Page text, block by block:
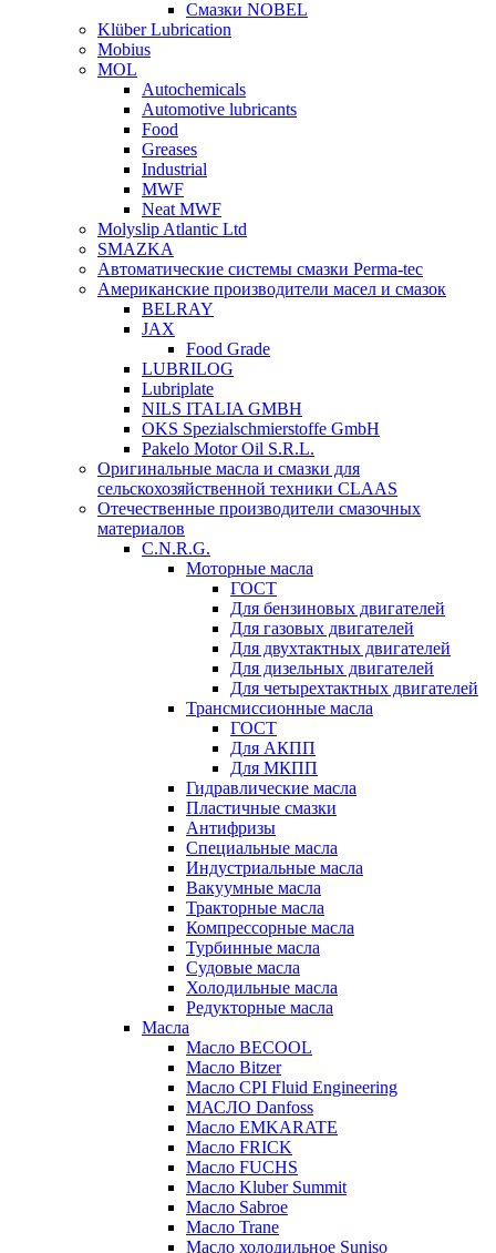
Смазки NOBEL
Klüber Lubrication
Mobius
MOL
Autochemicals
Automotive lubricants
Food
Greases
Industrial
MWF
Neat MWF
Molyslip Atlantic Ltd
SMAZKA
Автоматические системы смазки Perma-tec
Американские производители масел и смазок
BELRAY
JAX
Food Grade
LUBRILOG
Lubriplate
NILS ITALIA GMBH
OKS Spezialschmierstoffe GmbH
Pakelo Motor Oil S.R.L.
Оригинальные масла и смазки для
сельскохозяйственной техники CLAAS
Отечественные производители смазочных
материалов
C.N.R.G.
Моторные масла
ГОСТ
Для бензиновых двигателей
Для газовых двигателей
Для двухтактных двигателей
Для дизельных двигателей
Для четырехтактных двигателей
Трансмиссионные масла
ГОСТ
Для АКПП
Для МКПП
Гидравлические масла
Пластичные смазки
Антифризы
Специальные масла
Индустриальные масла
Вакуумные масла
Тракторные масла
Компрессорные масла
Турбинные масла
Судовые масла
Холодильные масла
Редукторные масла
Масла
Масло BECOOL
Масло Bitzer
Масло CPI Fluid Engineering
МАСЛО Danfoss
Масло EMKARATE
Масло FRICK
Масло FUCHS
Масло Kluber Summit
Масло Sabroe
Масло Trane
Масло холодильное Suniso